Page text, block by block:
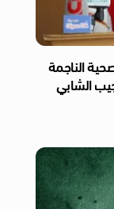
الناجمة
الشابي